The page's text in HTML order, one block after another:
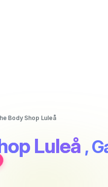
Body Shop Luleå
Luleå ,